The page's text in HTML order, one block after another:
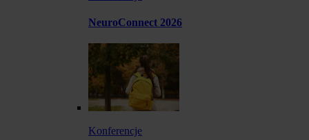
NeuroConnect 2026
Konferencje